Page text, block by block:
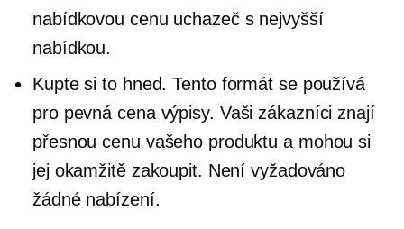
nabídkovou cenu uchazeč s nejvyšší
nabídkou.
Kupte si to hned. Tento formát se používá
pro pevná cenavýpisy. Vaši zákazníci znají
přesnou cenu vašeho produktu a mohou si
jej okamžitě zakoupit. Není vyžadováno
žádné nabízení.